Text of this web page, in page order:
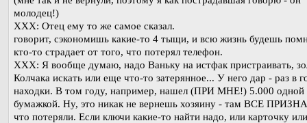
молодец!)
ХХХ: Отец ему то же самое сказал.
говорит, сэкономишь какие-то 4 тыщи, и всю жизнь будешь
кто-то страдает от того, что потерял телефон.
ХХХ: Я вообще думаю, надо Ваньку на истфак пристраивать,
Колчака искать или еще что-то затерянное... У него дар - раз в
находки. В том году, например, нашел (ПРИ МНЕ!) 5.000 одной
бумажкой. Ну, это никак не вернешь хозяину - там ВСЕ
что потеряли. Если ключи какие-то найти надо, или карточку или